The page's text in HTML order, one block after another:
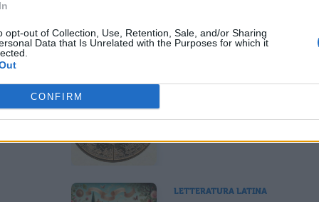
opt-out of Collection, Use, Retention, Sale, and/or Sharing
Data that Is Unrelated with the Purposes for which it
CONFIRM
libro dell'Eneide
LETTERATURA LATINA